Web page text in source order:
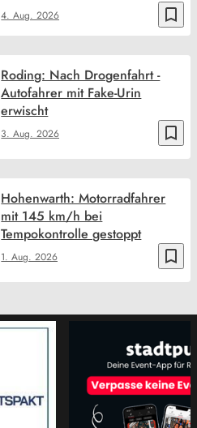
bookmark_border
4. Aug. 2026
bookmark_border
3. Aug. 2026
Roding: Nach Drogenfahrt -
Autofahrer mit Fake-Urin
erwischt
bookmark_border
1. Aug. 2026
Hohenwarth: Motorradfahrer
mit 145 km/h bei
Tempokontrolle gestoppt